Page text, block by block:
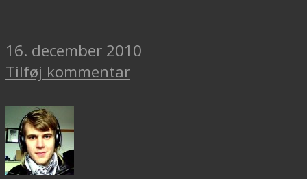
16. december 2010
Tilføj kommentar